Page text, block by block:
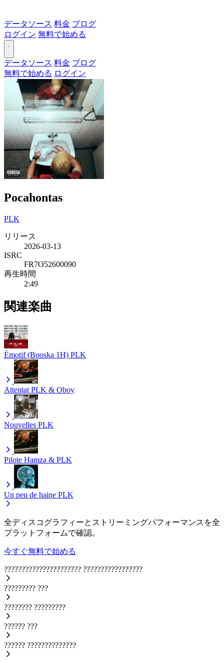
データソース 料金 ブログ
ログイン 無料で始める
データソース 料金 ブログ
無料で始める ログイン
Pocahontas
PLK
リリース
2026-03-13
ISRC
FR7O52600090
再生時間
2:49
関連楽曲
Émotif (Booska 1H) PLK
Attentat PLK & Oboy
Nouvelles PLK
Pilote Hamza & PLK
Un peu de haine PLK
全ディスコグラフィーとストリーミングパフォーマンスを全
プラットフォームで確認。
今すぐ無料で始める
?????????????????????? ?????????????????
????????? ???
???????? ?????????
?????? ???
?????? ??????????????